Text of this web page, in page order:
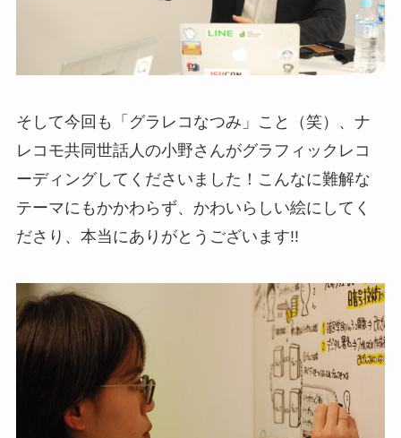
そして今回も「グラレコなつみ」こと（笑）、ナ
レコモ共同世話人の小野さんがグラフィックレコ
ーディングしてくださいました！こんなに難解な
テーマにもかかわらず、かわいらしい絵にしてく
ださり、本当にありがとうございます!!